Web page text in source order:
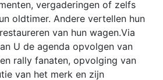
vergaderingen of zelfs
oldtimer. Andere vertellen hun
van hun wagen.Via
U de agenda opvolgen van
rally fanaten, opvolging van
van het merk en zijn